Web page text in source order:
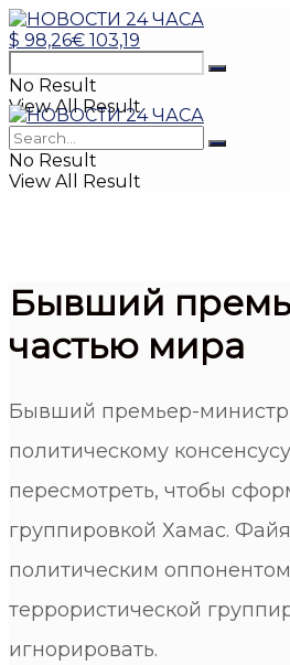
$ 98,26€ 103,19
No Result
View All Result
No Result
View All Result
Бывший
частью мира
Бывший премьер-
политическому
пересмотреть, чтобы
группировкой Хамас.
политическим
террористической
игнорировать.